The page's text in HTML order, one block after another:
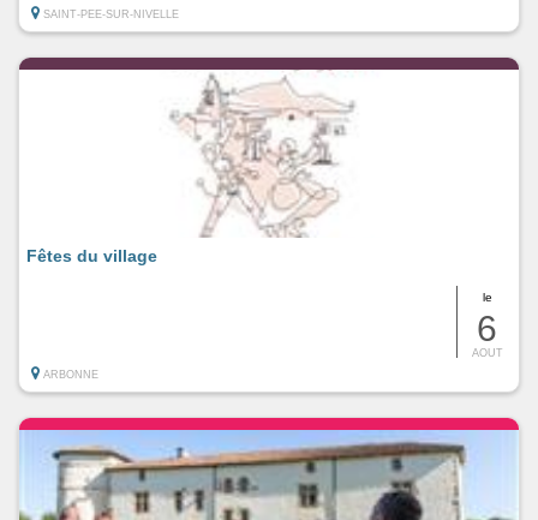
SAINT-PEE-SUR-NIVELLE
le
6
AOUT
Fêtes du village
ARBONNE